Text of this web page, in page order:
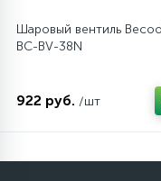
Шаровый вентиль
BC-BV-38N
922 руб. /шт